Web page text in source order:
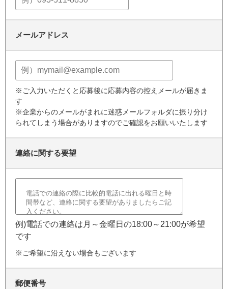
メールアドレス
※ご入力いただくと応募後に応募内容の控えメールが届きま
す
※企業からのメールがまれに迷惑メールフォルダに振り分け
られてしまう場合がありますのでご確認をお願いいたします
連絡に関する要望
例)電話での連絡は月～金曜日の18:00～21:00が希望
です
※ご希望に沿えない場合もございます
郵便番号